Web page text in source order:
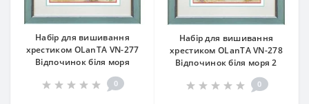
Набір для вишивання
хрестиком OLanTА VN-277
Відпочинок біля моря
0
Набір для вишивання
хрестиком OLanTА VN-278
Відпочинок біля моря 2
0